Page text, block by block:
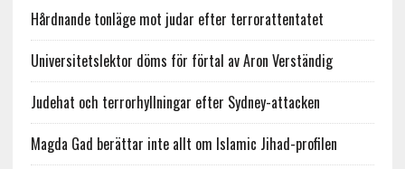
Hårdnande tonläge mot judar efter terrorattentatet
Universitetslektor döms för förtal av Aron Verständig
Judehat och terrorhyllningar efter Sydney-attacken
Magda Gad berättar inte allt om Islamic Jihad-profilen